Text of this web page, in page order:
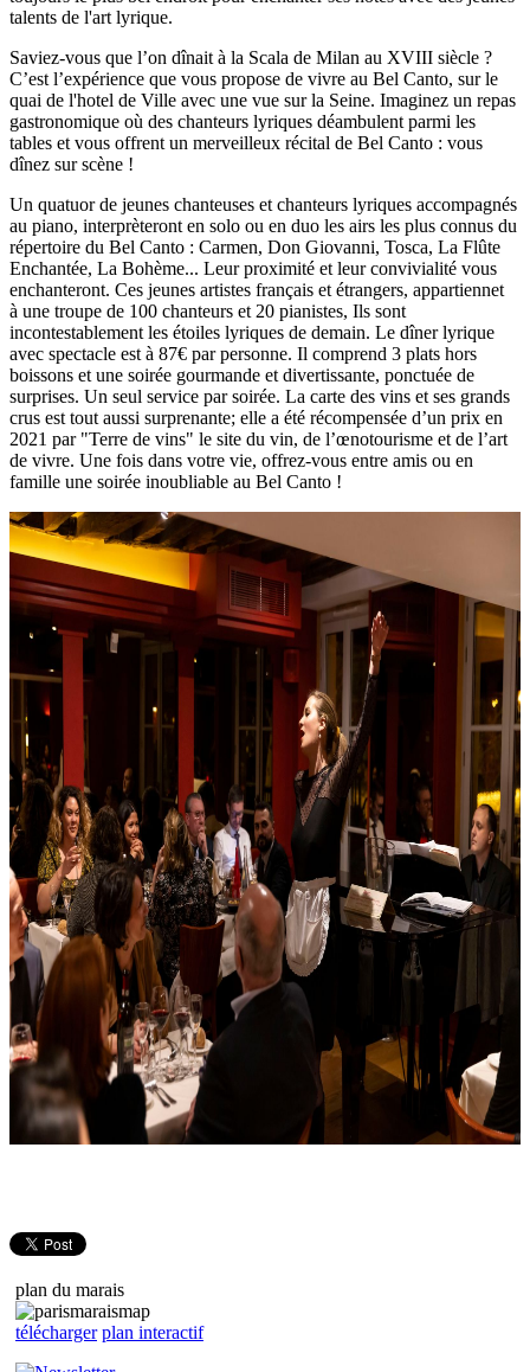
talents de l'art lyrique.
Saviez-vous que l’on dînait à la Scala de Milan au XVIII siècle ?
C’est l’expérience que vous propose de vivre au Bel Canto, sur le
quai de l'hotel de Ville avec une vue sur la Seine. Imaginez un repas
gastronomique où des chanteurs lyriques déambulent parmi les
tables et vous offrent un merveilleux récital de Bel Canto : vous
dînez sur scène !
Un quatuor de jeunes chanteuses et chanteurs lyriques accompagnés
au piano, interprèteront en solo ou en duo les airs les plus connus du
répertoire du Bel Canto : Carmen, Don Giovanni, Tosca, La Flûte
Enchantée, La Bohème... Leur proximité et leur convivialité vous
enchanteront. Ces jeunes artistes français et étrangers, appartiennet
à une troupe de 100 chanteurs et 20 pianistes, Ils sont
incontestablement les étoiles lyriques de demain. Le dîner lyrique
avec spectacle est à 87€ par personne. Il comprend 3 plats hors
boissons et une soirée gourmande et divertissante, ponctuée de
surprises. Un seul service par soirée. La carte des vins et ses grands
crus est tout aussi surprenante; elle a été récompensée d’un prix en
2021 par "Terre de vins" le site du vin, de l’œnotourisme et de l’art
de vivre. Une fois dans votre vie, offrez-vous entre amis ou en
famille une soirée inoubliable au Bel Canto !
plan du marais
télécharger plan interactif